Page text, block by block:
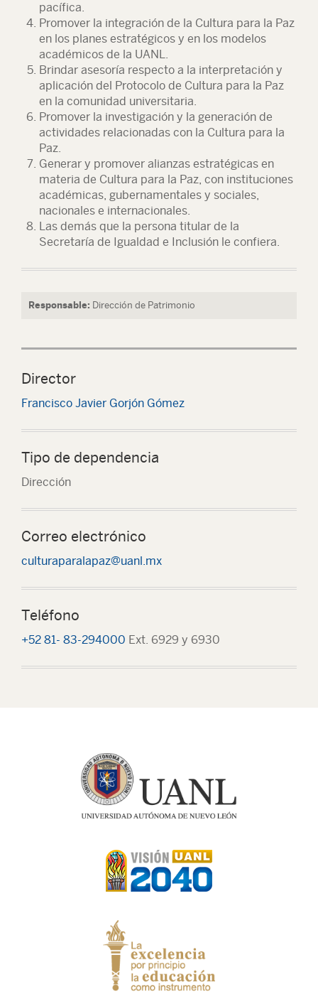
pacífica.
Promover la integración de la Cultura para la Paz
en los planes estratégicos y en los modelos
académicos de la UANL.
Brindar asesoría respecto a la interpretación y
aplicación del Protocolo de Cultura para la Paz
en la comunidad universitaria.
Promover la investigación y la generación de
actividades relacionadas con la Cultura para la
Paz.
Generar y promover alianzas estratégicas en
materia de Cultura para la Paz, con instituciones
académicas, gubernamentales y sociales,
nacionales e internacionales.
Las demás que la persona titular de la
Secretaría de Igualdad e Inclusión le confiera.
Responsable: Dirección de Patrimonio
Director
Francisco Javier Gorjón Gómez
Tipo de dependencia
Dirección
Correo electrónico
culturaparalapaz@uanl.mx
Teléfono
+52 81- 83-294000 Ext. 6929 y 6930